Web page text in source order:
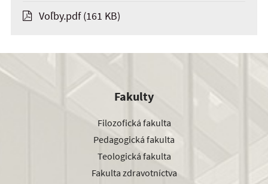
Voľby.pdf(161 KB)
Fakulty
Filozofická fakulta
Pedagogická fakulta
Teologická fakulta
Fakulta zdravotníctva